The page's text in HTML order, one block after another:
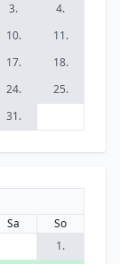
3.
4.
10.
11.
17.
18.
24.
25.
31.
Sa
So
1.